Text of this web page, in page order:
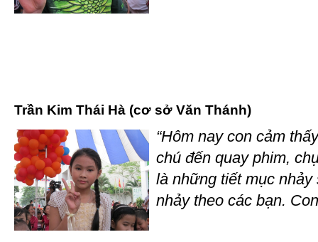
Trần Kim Thái Hà (cơ sở Văn Thánh)
“Hôm nay con cảm
chú đến quay phim,
là những tiết mục
nhảy theo các bạn.